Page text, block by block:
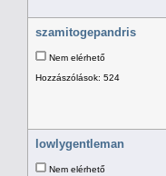
szamitogepandris
Nem elérhető
Hozzászólások: 524
lowlygentleman
Nem elérhető